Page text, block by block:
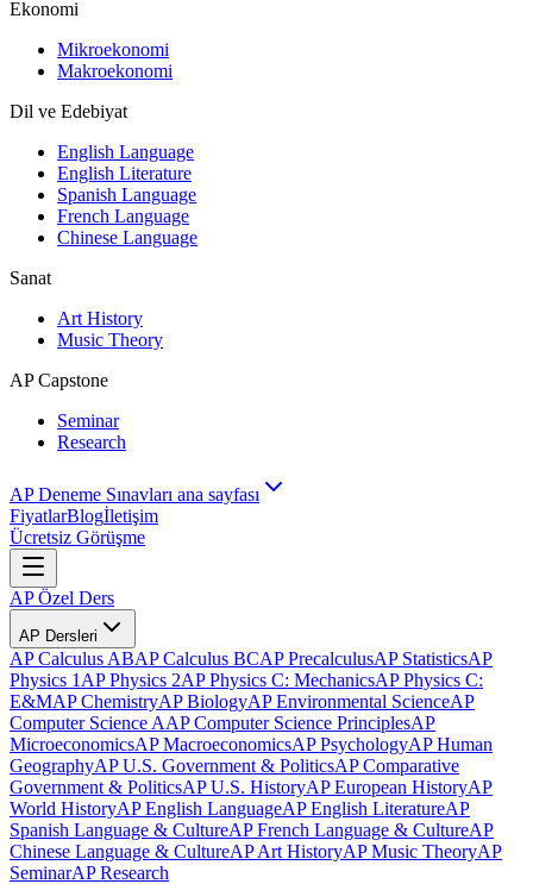
Ekonomi
Mikroekonomi
Makroekonomi
Dil ve Edebiyat
English Language
English Literature
Spanish Language
French Language
Chinese Language
Sanat
Art History
Music Theory
AP Capstone
Seminar
Research
AP Deneme Sınavları ana sayfası
FiyatlarBlogİletişim
Ücretsiz Görüşme
AP Özel Ders
AP Dersleri
AP Calculus ABAP Calculus BCAP PrecalculusAP StatisticsAP
Physics 1 AP Physics 2AP Physics C: MechanicsAP Physics C:
E&MAP ChemistryAP BiologyAP Environmental ScienceAP
Computer Science AAP Computer Science PrinciplesAP
MicroeconomicsAP MacroeconomicsAP PsychologyAP Human
GeographyAP U.S. Government & PoliticsAP Comparative
Government & PoliticsAP U.S. HistoryAP European HistoryAP
World HistoryAP English LanguageAP English LiteratureAP
Spanish Language & CultureAP French Language & CultureAP
Chinese Language & CultureAP Art HistoryAP Music TheoryAP
SeminarAP Research